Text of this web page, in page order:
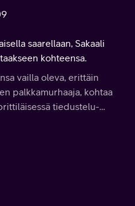
saarellaan, Sakaali
kohteensa.
vailla oleva, erittäin
palkkamurhaaja, kohtaa
tiedustelu-